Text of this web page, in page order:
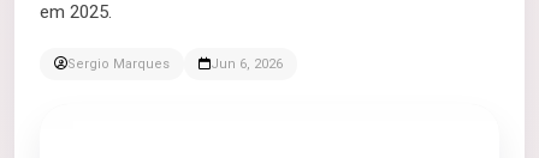
em 2025.
Sergio Marques Jun 6, 2026